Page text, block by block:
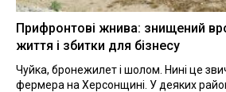
Прифронтові жнива: знищений
життя і збитки для бізнесу
Чуйка, бронежилет і шолом. Нині це
фермера на Херсонщині. У деяких